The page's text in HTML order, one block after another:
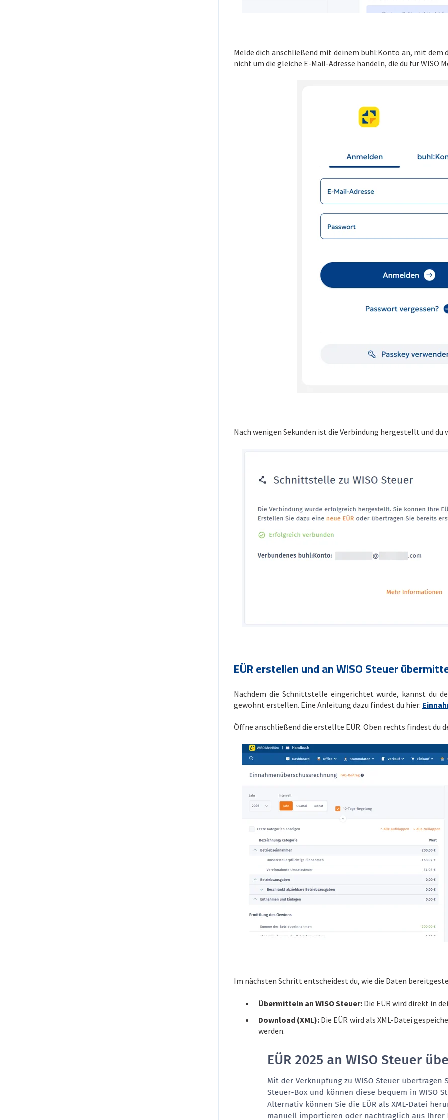
Melde dich anschließend mit deinem buhl:Konto an, mit dem
nicht um die gleiche E-Mail-Adresse handeln, die du für WISO
Nach wenigen Sekunden ist die Verbindung hergestellt und
EÜR erstellen und an WISO Steuer
Nachdem die Schnittstelle eingerichtet wurde, kannst du
gewohnt erstellen. Eine Anleitung dazu findest du hier:
Öffne anschließend die erstellte EÜR. Oben rechts findest du
Im nächsten Schritt entscheidest du, wie die Daten
Übermitteln an WISO Steuer:Die EÜR wird direkt in
Download (XML):Die EÜR wird als XML-Datei
werden.